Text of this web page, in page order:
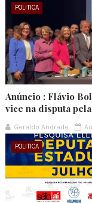
POLITICA
Anúncio : Flávio
vice na disputa
Geraldo Andrade
POLITICA